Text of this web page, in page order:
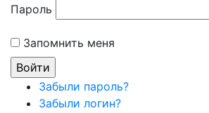
Пароль
Запомнить меня
Забыли пароль?
Забыли логин?